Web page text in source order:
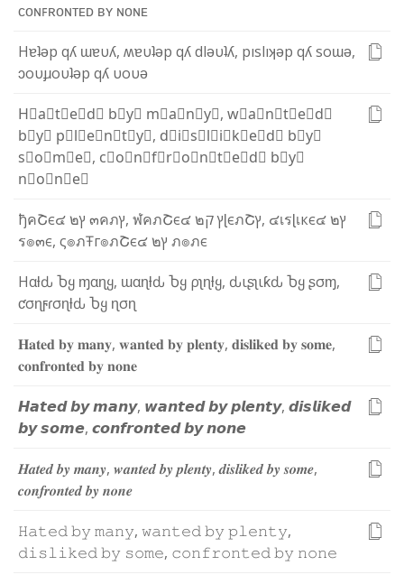
ᴄᴏɴꜰʀᴏɴᴛᴇᴅ ʙʏ ɴᴏɴᴇ
Hɐʇǝp qʎ ɯɐυʎ, ʍɐυʇǝp qʎdlǝυʇʎ, pıslıʞǝp qʎsoɯǝ,
ɔoυɟɹoυʇǝp qʎ υoυǝ
H⃣a⃣t⃣e⃣d⃣ b⃣y⃣ m⃣a⃣n⃣y⃣, w⃣a⃣n⃣t⃣e⃣d⃣
b⃣y⃣ p⃣l⃣e⃣n⃣t⃣y⃣, d⃣i⃣s⃣l⃣i⃣k⃣e⃣d⃣ b⃣y⃣
s⃣o⃣m⃣e⃣, c⃣o⃣n⃣f⃣r⃣o⃣n⃣t⃣e⃣d⃣ b⃣y⃣
n⃣o⃣n⃣e⃣
ђคՇє๔๒ץ ๓คภץ, ฬคภՇє๔๒ ץק ɭєภՇץ, ๔เรɭเкє๔๒ץ
ร๏๓є, ς๏ภŦг๏ภՇє๔๒ץ ภ๏ภє
Hαƚԃ Ⴆყ ɱαɳყ, ɯαɳƚԃ Ⴆყ ρʅɳƚყ, ԃιʂʅιƙԃ Ⴆყʂσɱ,
ƈσɳϝɾσɳƚԃ Ⴆყ ɳσɳ
𝐇𝐚𝐭𝐞𝐝𝐛𝐲𝐦𝐚𝐧𝐲, 𝐰𝐚𝐧𝐭𝐞𝐝𝐛𝐲𝐩𝐥𝐞𝐧𝐭𝐲, 𝐝𝐢𝐬𝐥𝐢𝐤𝐞𝐝𝐛𝐲𝐬𝐨𝐦𝐞,
𝐜𝐨𝐧𝐟𝐫𝐨𝐧𝐭𝐞𝐝𝐛𝐲𝐧𝐨𝐧𝐞
𝙃𝙖𝙩𝙚𝙙𝙗𝙮𝙢𝙖𝙣𝙮, 𝙬𝙖𝙣𝙩𝙚𝙙𝙗𝙮𝙥𝙡𝙚𝙣𝙩𝙮, 𝙙𝙞𝙨𝙡𝙞𝙠𝙚𝙙
𝙗𝙮𝙨𝙤𝙢𝙚, 𝙘𝙤𝙣𝙛𝙧𝙤𝙣𝙩𝙚𝙙𝙗𝙮𝙣𝙤𝙣𝙚
𝑯𝒂𝒕𝒆𝒅𝒃𝒚𝒎𝒂𝒏𝒚, 𝒘𝒂𝒏𝒕𝒆𝒅𝒃𝒚𝒑𝒍𝒆𝒏𝒕𝒚, 𝒅𝒊𝒔𝒍𝒊𝒌𝒆𝒅𝒃𝒚𝒔𝒐𝒎𝒆,
𝒄𝒐𝒏𝒇𝒓𝒐𝒏𝒕𝒆𝒅𝒃𝒚𝒏𝒐𝒏𝒆
𝙷𝚊𝚝𝚎𝚍𝚋𝚢𝚖𝚊𝚗𝚢, 𝚠𝚊𝚗𝚝𝚎𝚍𝚋𝚢𝚙𝚕𝚎𝚗𝚝𝚢,
𝚍𝚒𝚜𝚕𝚒𝚔𝚎𝚍𝚋𝚢 𝚜𝚘𝚖𝚎, 𝚌𝚘𝚗𝚏𝚛𝚘𝚗𝚝𝚎𝚍𝚋𝚢 𝚗𝚘𝚗𝚎